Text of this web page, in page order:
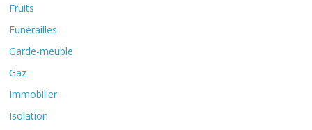
Fruits
Funérailles
Garde-meuble
Gaz
Immobilier
Isolation